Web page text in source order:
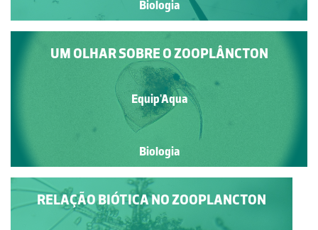
Biologia
UM OLHAR SOBRE O ZOOPLÂNCTON
Equip'Aqua
Biologia
RELAÇÃO BIÓTICA NO ZOOPLANCTON